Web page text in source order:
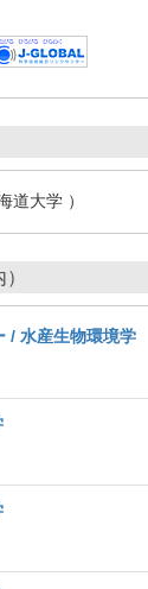
道大学 ）
/ 水産生物環境学